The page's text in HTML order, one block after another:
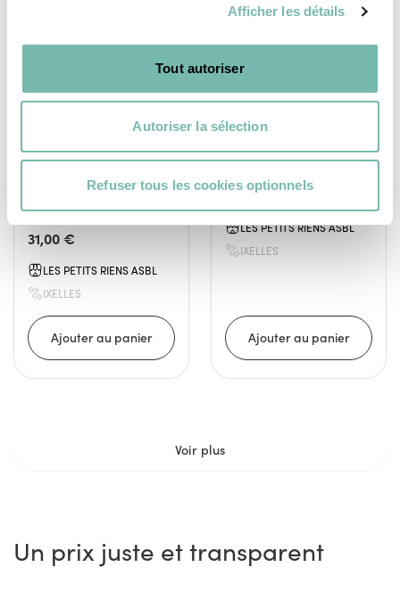
Afficher les détails
Tout autoriser
Autoriser la sélection
Refuser tous les cookies optionnels
Colorés Essentiel
Antwerp L
31,00 €
LES PETITS RIENS ASBL
IXELLES
VÊTEMENTS
28,00 €
LES PETITS RIENS ASBL
IXELLES
Voir plus
Un prix juste et transparent